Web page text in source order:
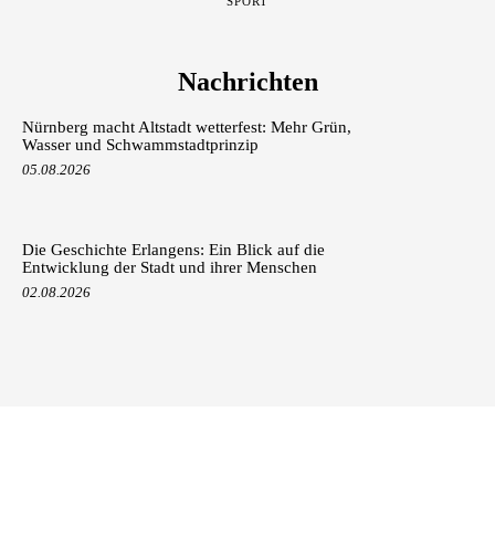
Nachrichten
Nürnberg macht Altstadt wetterfest: Mehr Grün,
Wasser und Schwammstadtprinzip
05.08.2026
Die Geschichte Erlangens: Ein Blick auf die
Entwicklung der Stadt und ihrer Menschen
02.08.2026